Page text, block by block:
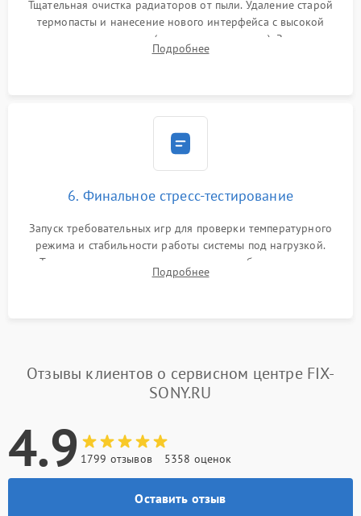
Тщательная очистка радиаторов от пыли. Удаление старой
термопасты и нанесение нового интерфейса с высокой
теплопроводностью (или жидкого металла). Замена
термопрокладок. Аккуратная сборка консоли и подключение
Подробнее
6. Финальное стресс-тестирование
Запуск требовательных игр для проверки температурного
режима и стабильности работы системы под нагрузкой.
Тестирование привода, синхронизации беспроводных
геймпадов, выхода в сеть и выдачи изображения без
Подробнее
Отзывы клиентов о сервисном центре FIX-
SONY.RU
4.9 1799 отзывов 5358 оценок
Оставить отзыв